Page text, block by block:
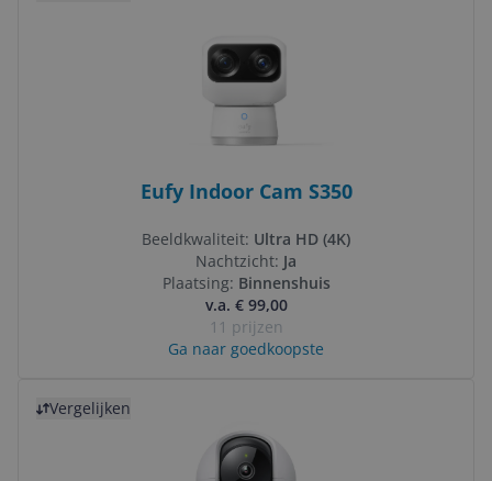
Eufy Indoor Cam S350
Beeldkwaliteit: Ultra HD (4K)
Nachtzicht: Ja
Plaatsing: Binnenshuis
v.a. € 99,00
11 prijzen
Ga naar goedkoopste
Vergelijken